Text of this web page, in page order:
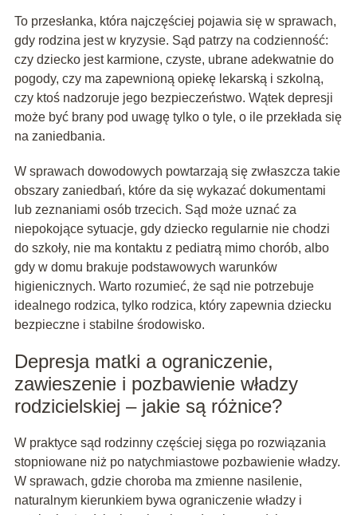
To przesłanka, która najczęściej pojawia się w sprawach,
gdy rodzina jest w kryzysie. Sąd patrzy na codzienność:
czy dziecko jest karmione, czyste, ubrane adekwatnie do
pogody, czy ma zapewnioną opiekę lekarską i szkolną,
czy ktoś nadzoruje jego bezpieczeństwo. Wątek depresji
może być brany pod uwagę tylko o tyle, o ile przekłada się
na zaniedbania.
W sprawach dowodowych powtarzają się zwłaszcza takie
obszary zaniedbań, które da się wykazać dokumentami
lub zeznaniami osób trzecich. Sąd może uznać za
niepokojące sytuacje, gdy dziecko regularnie nie chodzi
do szkoły, nie ma kontaktu z pediatrą mimo chorób, albo
gdy w domu brakuje podstawowych warunków
higienicznych. Warto rozumieć, że sąd nie potrzebuje
idealnego rodzica, tylko rodzica, który zapewnia dziecku
bezpieczne i stabilne środowisko.
Depresja matki a ograniczenie,
zawieszenie i pozbawienie władzy
rodzicielskiej – jakie są różnice?
W praktyce sąd rodzinny częściej sięga po rozwiązania
stopniowane niż po natychmiastowe pozbawienie władzy.
W sprawach, gdzie choroba ma zmienne nasilenie,
naturalnym kierunkiem bywa ograniczenie władzy i